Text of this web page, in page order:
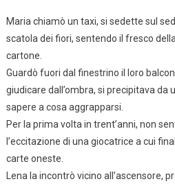
Maria chiamò un taxi, si sedette sul
scatola dei fiori, sentendo il fresco
cartone.
Guardò fuori dal finestrino il loro
giudicare dall’ombra, si precipitava da
sapere a cosa aggrapparsi.
Per la prima volta in trent’anni, non
l’eccitazione di una giocatrice a cui
carte oneste.
Lena la incontrò vicino all’ascensore,